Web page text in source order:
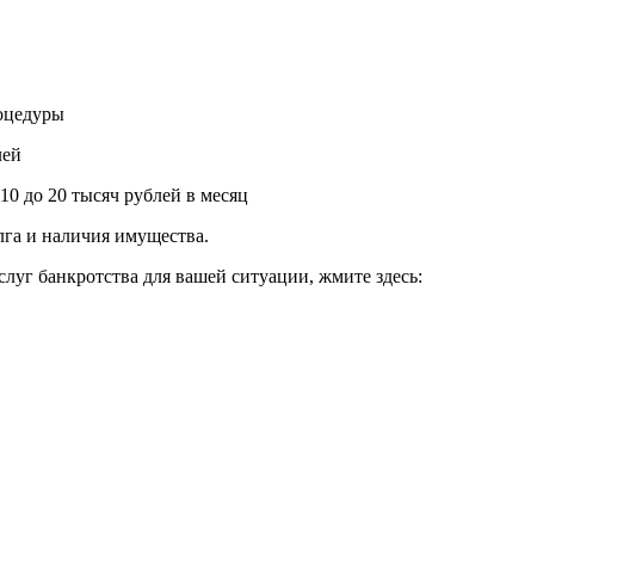
до 20 тысяч рублей в месяц
и наличия имущества.
банкротства для вашей ситуации, жмите здесь: